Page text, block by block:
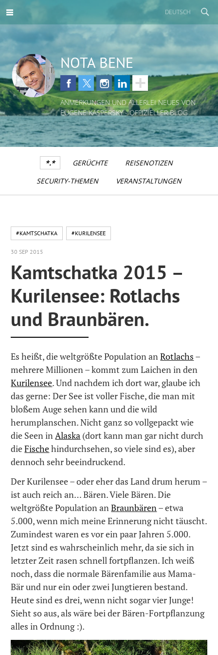
DEUTSCH
NOTA BENE
ANMERKUNGEN UND ALLERLEI NEUES VON
EUGENE KASPERSKY - OFFIZIELLER BLOG
*.* GERÜCHTE
REISENOTIZEN
SECURITY-THEMEN
VERANSTALTUNGEN
#KAMTSCHATKA #KURILENSEE
30 SEP 2015
Kamtschatka 2015 –
Kurilensee: Rotlachs
und Braunbären.
Es heißt, die weltgrößte Population anRotlachs –
mehrere Millionen – kommt zum Laichen in den
Kurilensee. Und nachdem ich dort war, glaube ich
das gerne: Der See ist voller Fische, die man mit
bloßem Auge sehen kann und die wild
herumplanschen. Nicht ganz so vollgepackt wie
die Seen inAlaska (dort kann man gar nicht durch
dieFischehindurchsehen, so viele sind es), aber
dennoch sehr beeindruckend.
Der Kurilensee – oder eher das Land drum herum –
ist auch reich an… Bären. Viele Bären. Die
weltgrößte Population anBraunbären– etwa
5.000, wenn mich meine Erinnerung nicht täuscht.
Zumindest waren es vor ein paar Jahren 5.000.
Jetzt sind es wahrscheinlich mehr, da sie sich in
letzter Zeit rasen schnell fortpflanzen. Ich weiß
noch, dass die normale Bärenfamilie aus Mama-
Bär und nur ein oder zwei Jungtieren bestand.
Heute sind es drei, wenn nicht sogar vier Junge!
Sieht so aus, als wäre bei der Bären-Fortpflanzung
alles in Ordnung :).